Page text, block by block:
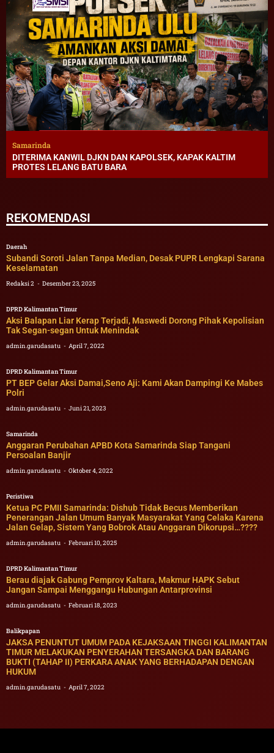
Samarinda
DITERIMA KANWIL DJKN DAN KAPOLSEK, KAPAK KALTIM
PROTES LELANG BATU BARA
REKOMENDASI
Daerah
Subandi Soroti Jalan Tanpa Median, Desak PUPR Lengkapi Sarana
Keselamatan
Redaksi 2 Desember 23, 2025
DPRD Kalimantan Timur
Aksi Balapan Liar Kerap Terjadi, Maswedi Dorong Pihak Kepolisian
Tak Segan-segan Untuk Menindak
admin.garudasatu April 7, 2022
DPRD Kalimantan Timur
PT BEP Gelar Aksi Damai,Seno Aji: Kami Akan Dampingi Ke Mabes
Polri
admin.garudasatu Juni 21, 2023
Samarinda
Anggaran Perubahan APBD Kota Samarinda Siap Tangani
Persoalan Banjir
admin.garudasatu Oktober 4, 2022
Peristiwa
Ketua PC PMII Samarinda: Dishub Tidak Becus Memberikan
Penerangan Jalan Umum Banyak Masyarakat Yang Celaka Karena
Jalan Gelap, Sistem Yang Bobrok Atau Anggaran Dikorupsi…????
admin.garudasatu Februari 10, 2025
DPRD Kalimantan Timur
Berau diajak Gabung Pemprov Kaltara, Makmur HAPK Sebut
Jangan Sampai Menggangu Hubungan Antarprovinsi
admin.garudasatu Februari 18, 2023
Balikpapan
JAKSA PENUNTUT UMUM PADA KEJAKSAAN TINGGI KALIMANTAN
TIMUR MELAKUKAN PENYERAHAN TERSANGKA DAN BARANG
BUKTI (TAHAP II) PERKARA ANAK YANG BERHADAPAN DENGAN
HUKUM
admin.garudasatu April 7, 2022